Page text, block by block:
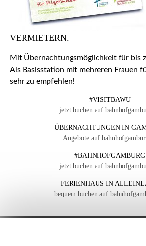
VERMIETERN.
Mit Übernachtungsmöglichkeit für bis
Als Basisstation mit mehreren Frauen
sehr zu empfehlen!
#VISITBAWU
jetzt buchen auf
ÜBERNACHTUNGEN IN
Angebote auf
#BAHNHOFGAMBURG
jetzt buchen auf
FERIENHAUS IN
bequem buchen auf